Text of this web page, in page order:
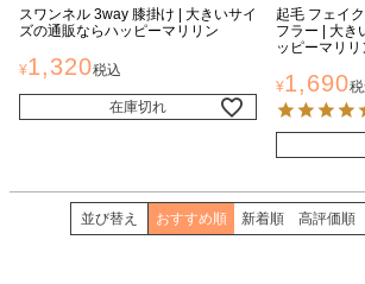
スワンネル 3way 膝掛け | 大きいサイ
ズの通販ならハッピーマリリン
¥1,320税込
在庫切れ
起毛 フェイ
フラー | 大き
ッピーマリリ
¥1,690
並び替え おすすめ順 新着順 高評価順